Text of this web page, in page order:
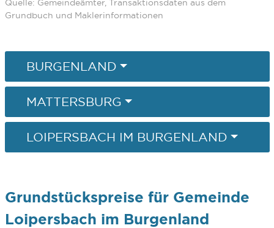
Quelle: Gemeindeämter, Transaktionsdaten aus dem
Grundbuch und Maklerinformationen
BURGENLAND
MATTERSBURG
LOIPERSBACH IM BURGENLAND
Grundstückspreise für Gemeinde
Loipersbach im Burgenland